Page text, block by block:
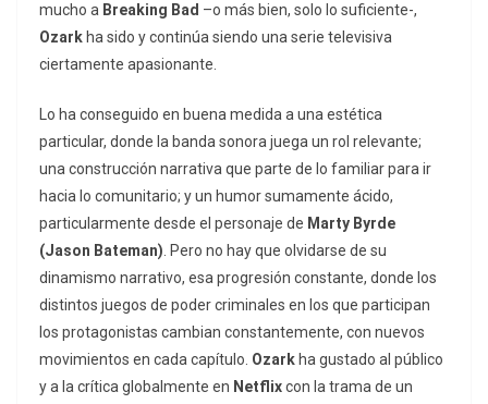
mucho a Breaking Bad –o más bien, solo lo suficiente-,
Ozark ha sido y continúa siendo una serie televisiva
ciertamente apasionante.
Lo ha conseguido en buena medida a una estética
particular, donde la banda sonora juega un rol relevante;
una construcción narrativa que parte de lo familiar para ir
hacia lo comunitario; y un humor sumamente ácido,
particularmente desde el personaje de Marty Byrde
(Jason Bateman) . Pero no hay que olvidarse de su
dinamismo narrativo, esa progresión constante, donde los
distintos juegos de poder criminales en los que participan
los protagonistas cambian constantemente, con nuevos
movimientos en cada capítulo. Ozark ha gustado al público
y a la crítica globalmente en Netflixcon la trama de un